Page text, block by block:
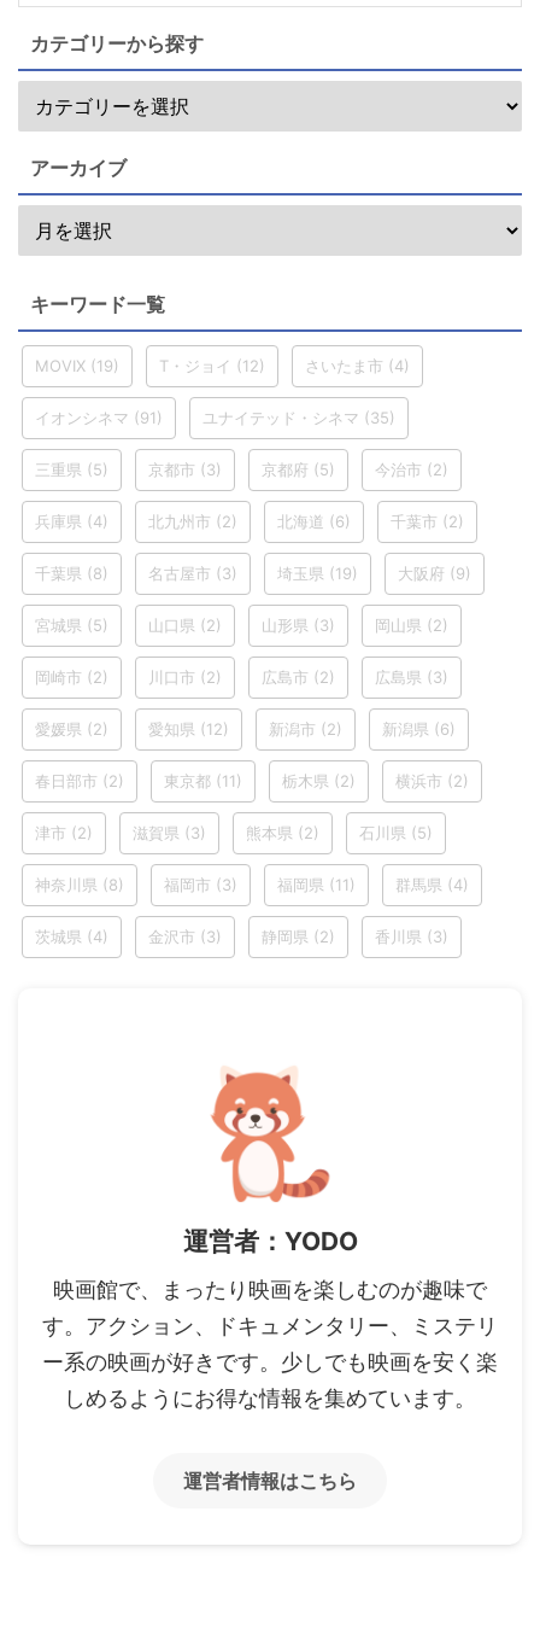
カテゴリーから探す
アーカイブ
キーワード一覧
MOVIX (19) T・ジョイ (12) さいたま市 (4)
イオンシネマ (91) ユナイテッド・シネマ (35)
三重県 (5) 京都市 (3) 京都府 (5) 今治市 (2)
兵庫県 (4) 北九州市 (2) 北海道 (6) 千葉市 (2)
千葉県 (8) 名古屋市 (3) 埼玉県 (19) 大阪府 (9)
宮城県 (5) 山口県 (2) 山形県 (3) 岡山県 (2)
岡崎市 (2) 川口市 (2) 広島市 (2) 広島県 (3)
愛媛県 (2) 愛知県 (12) 新潟市 (2) 新潟県 (6)
春日部市 (2) 東京都 (11) 栃木県 (2) 横浜市 (2)
津市 (2) 滋賀県 (3) 熊本県 (2) 石川県 (5)
神奈川県 (8) 福岡市 (3) 福岡県 (11) 群馬県 (4)
茨城県 (4) 金沢市 (3) 静岡県 (2) 香川県 (3)
運営者：YODO
映画館で、まったり映画を楽しむのが趣味で
す。アクション、ドキュメンタリー、ミステリ
ー系の映画が好きです。少しでも映画を安く楽
しめるようにお得な情報を集めています。
運営者情報はこちら